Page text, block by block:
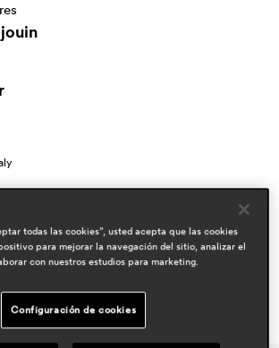
todas las cookies”, usted acepta que las cookies
para mejorar la navegación del sitio, analizar el
con nuestros estudios para marketing.
Configuración de cookies